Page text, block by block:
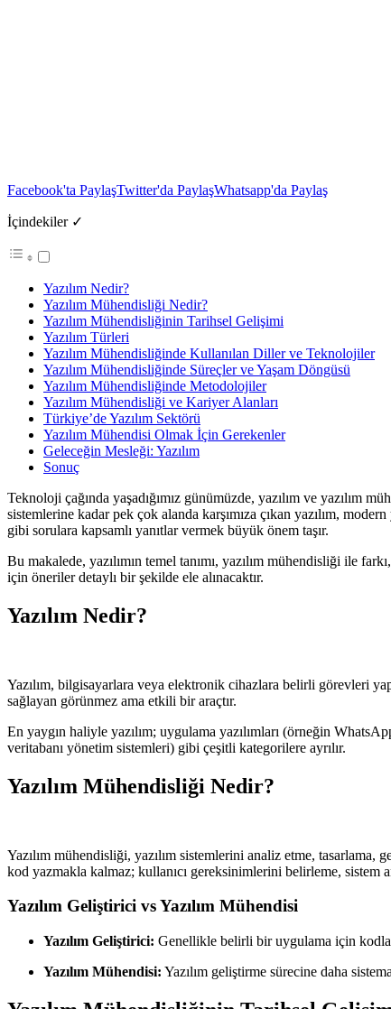
Facebook'ta PaylaşTwitter'da PaylaşWhatsapp'da Paylaş
İçindekiler ✓
Yazılım Nedir?
Yazılım Mühendisliği Nedir?
Yazılım Mühendisliğinin Tarihsel Gelişimi
Yazılım Türleri
Yazılım Mühendisliğinde Kullanılan Diller ve Teknolojiler
Yazılım Mühendisliğinde Süreçler ve Yaşam Döngüsü
Yazılım Mühendisliğinde Metodolojiler
Yazılım Mühendisliği ve Kariyer Alanları
Türkiye’de Yazılım Sektörü
Yazılım Mühendisi Olmak İçin Gerekenler
Geleceğin Mesleği: Yazılım
Sonuç
Teknoloji çağında yaşadığımız günümüzde, yazılım ve yazılım
sistemlerine kadar pek çok alanda karşımıza çıkan yazılım,
gibi sorulara kapsamlı yanıtlar vermek büyük önem taşır.
Bu makalede, yazılımın temel tanımı, yazılım mühendisliği ile
için öneriler detaylı bir şekilde ele alınacaktır.
Yazılım Nedir?
Yazılım, bilgisayarlara veya elektronik cihazlara belirli görevleri
sağlayan görünmez ama etkili bir araçtır.
En yaygın haliyle yazılım; uygulama yazılımları (örneğin
veritabanı yönetim sistemleri) gibi çeşitli kategorilere ayrılır.
Yazılım Mühendisliği Nedir?
Yazılım mühendisliği, yazılım sistemlerini analiz etme, tasarlama,
kod yazmakla kalmaz; kullanıcı gereksinimlerini belirleme,
Yazılım Geliştirici vs Yazılım Mühendisi
Yazılım Geliştirici: Genellikle belirli bir uygulama için
Yazılım Mühendisi: Yazılım geliştirme sürecine daha